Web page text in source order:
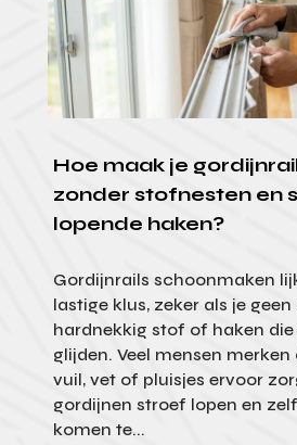
Hoe maak je
zonder stofnesten en
lopende haken?
Gordijnrails schoonmaken
lastige klus, zeker als je
hardnekkig stof of haken die
glijden. Veel mensen
vuil, vet of pluisjes ervoor
gordijnen stroef lopen en
komen te...